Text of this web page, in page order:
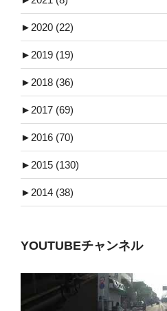
► 2020 (22)
► 2019 (19)
► 2018 (36)
► 2017 (69)
► 2016 (70)
► 2015 (130)
► 2014 (38)
YOUTUBEチャンネル